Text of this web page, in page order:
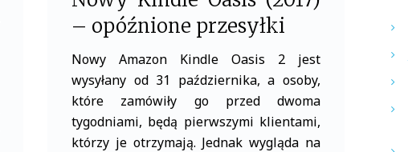
– opóźnione przesyłki
Nowy Amazon Kindle Oasis 2 jest
wysyłany od 31 października, a osoby,
które zamówiły go przed dwoma
tygodniami, będą pierwszymi klientami,
którzy je otrzymają. Jednak wygląda na